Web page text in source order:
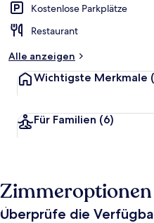
Kostenlose Parkplätze
Restaurant
Alle anzeigen
Wichtigste Merkmale
Für Familien (6)
Zimmeroptionen
Überprüfe die